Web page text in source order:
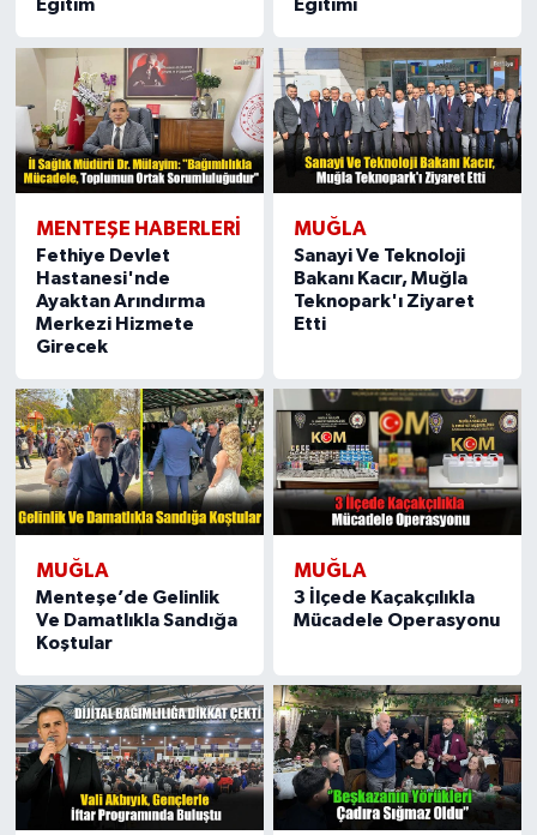
Eğitim Eğitimi
MENTEŞE HABERLERI
Fethiye Devlet
Hastanesi'nde
Ayaktan Arındırma
Merkezi Hizmete
Girecek
MUĞLA
Sanayi Ve Teknoloji
Bakanı Kacır, Muğla
Teknopark'ı Ziyaret
Etti
MUĞLA
Menteşe’de Gelinlik
Ve Damatlıkla Sandığa
Koştular
MUĞLA
3 İlçede Kaçakçılıkla
Mücadele Operasyonu